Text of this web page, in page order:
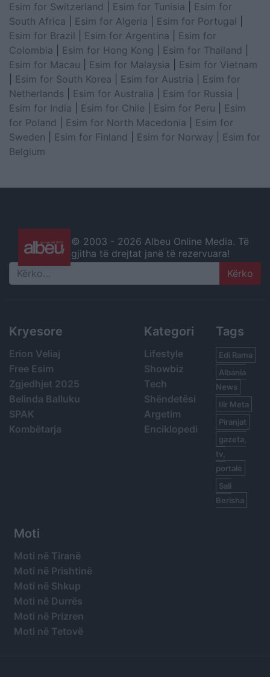
Esim for Switzerland
Esim for Tunisia
Esim for
South Africa
Esim for Algeria Esim for Portugal
Esim for Brazil
Esim for Argentina
Esim for
Colombia
Esim for Hong Kong Esim for Thailand
Esim for Macau
Esim for Malaysia
Esim for Vietnam
Esim for South Korea Esim for Austria
Esim for
Netherlands
Esim for Australia Esim for Russia
Esim for India
Esim for Chile Esim for Peru
Esim
for Poland
Esim for North Macedonia
Esim for
Sweden
Esim for Finland Esim for Norway
Esim for
Belgium
© 2003 - 2026 Albeu Online Media. Të
gjitha të drejtat janë të rezervuara!
Search
Kryesore
Erion Veliaj
Free Esim
Zgjedhjet 2025
Belinda Balluku
SPAK
Kombëtarja
Kategori
Lifestyle
Showbiz
Tech
Shëndetësi
Argetim
Enciklopedi
Tags
Edi Rama
Albania
News
Ilir Meta
Piranjat
gazeta,
tv,
portale
Sali
Berisha
Moti
Moti në Tiranë
Moti në Prishtinë
Moti në Shkup
Moti në Durrës
Moti në Prizren
Moti në Tetovë